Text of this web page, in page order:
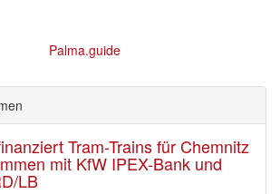
Tram-Trains für Chemnitz
mit KfW IPEX-Bank und
LB